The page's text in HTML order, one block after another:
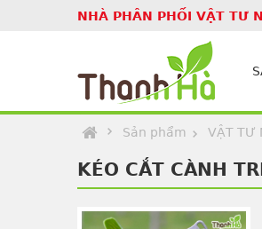
NHÀ PHÂN PHỐI VẬT TƯ
Sản phẩm VẬT TƯ
KÉO CẮT CÀNH